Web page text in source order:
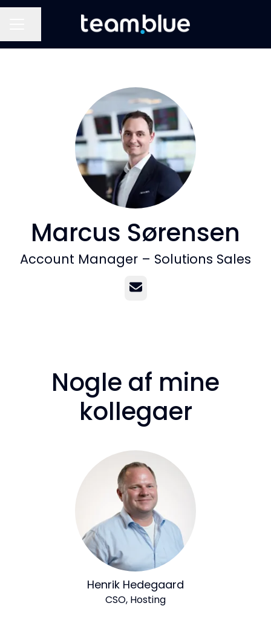
Marcus Sørensen
Account Manager – Solutions Sales
E-mail
Nogle af mine
kollegaer
Henrik Hedegaard
CSO, Hosting